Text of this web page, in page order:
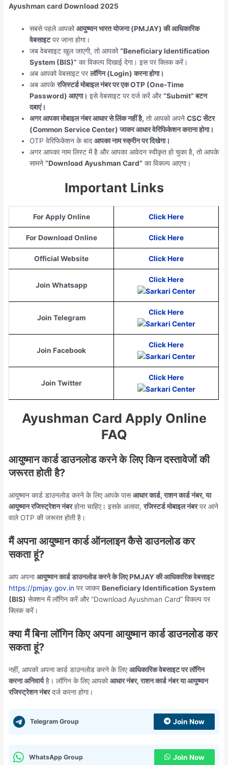
Ayushman card Download 2025
सबसे पहले आपकोआयुष्मान भारत योजना (PMJAY) की आधिकारिक
वेबसाइटपर जाना होगा।
जब वेबसाइट खुल जाएगी, तो आपको“Beneficiary Identification
System (BIS)” का विकल्प दिखाई देगा। इस पर क्लिक करें।
अब आपको वेबसाइट परलॉगिन (Login) करना होगा।
अब आपकेरजिस्टर्ड मोबाइल नंबर पर एक OTP (One-Time
Password) आएगा। इसे वेबसाइट पर दर्ज करें और“Submit” बटन
दबाएं।
अगर आपका मोबाइल नंबर आधार से लिंक नहीं है, तो आपको अपनेCSC सेंटर
(Common Service Center) जाकर आधार वेरिफिकेशन कराना होगा।
OTP वेरिफिकेशन के बादआपका नाम स्क्रीन पर दिखेगा।
अगर आपका नाम लिस्ट में है और आपका आवेदन स्वीकृत हो चुका है, तो आपके
सामने“Download Ayushman Card” का विकल्प आएगा।
Important Links
For Apply Online Click Here
For Download Online Click Here
Official Website Click Here
Join Whatsapp
Click Here
Join Telegram
Click Here
Join Facebook
Click Here
Join Twitter
Click Here
Ayushman Card Apply Online
FAQ
आयुष्मान कार्ड डाउनलोड करने के लिए किन दस्तावेजों की
जरूरत होती है?
आयुष्मान कार्ड डाउनलोड करने के लिए आपके पासआधार कार्ड, राशन कार्ड नंबर, या
आयुष्मान रजिस्ट्रेशन नंबरहोना चाहिए। इसके अलावा,रजिस्टर्ड मोबाइल नंबरपर आने
वाले OTP की जरूरत होती है।
मैं अपना आयुष्मान कार्ड ऑनलाइन कैसे डाउनलोड कर
सकता हूं?
आप अपनाआयुष्मान कार्ड डाउनलोड करने के लिए PMJAY की आधिकारिक वेबसाइट
https://pmjay.gov.in पर जाकरBeneficiary Identification System
(BIS) सेक्शन में लॉगिन करें और “Download Ayushman Card” विकल्प पर
क्लिक करें।
क्या मैं बिना लॉगिन किए अपना आयुष्मान कार्ड डाउनलोड कर
सकता हूं?
नहीं, आपको अपना कार्ड डाउनलोड करने के लिएआधिकारिक वेबसाइट पर लॉगिन
करना अनिवार्यहै। लॉगिन के लिए आपकोआधार नंबर, राशन कार्ड नंबर या आयुष्मान
रजिस्ट्रेशन नंबरदर्ज करना होगा।
Telegram Group Join Now
WhatsApp Group Join Now